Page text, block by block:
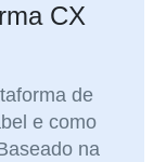
CX
de
e como
na